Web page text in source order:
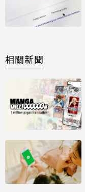
相關新聞